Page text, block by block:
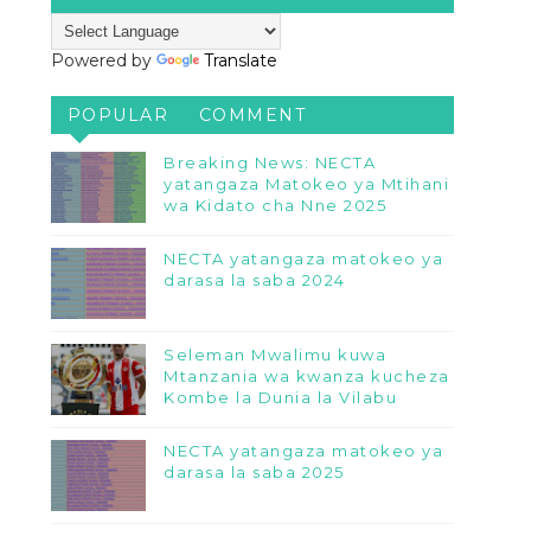
Powered by Translate
POPULAR COMMENT
Breaking News: NECTA
yatangaza Matokeo ya Mtihani
wa Kidato cha Nne 2025
NECTA yatangaza matokeo ya
darasa la saba 2024
Seleman Mwalimu kuwa
Mtanzania wa kwanza kucheza
Kombe la Dunia la Vilabu
NECTA yatangaza matokeo ya
darasa la saba 2025